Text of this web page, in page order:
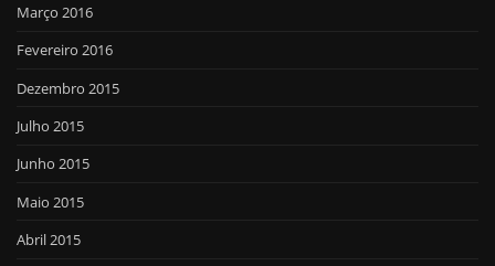
Março 2016
Fevereiro 2016
Dezembro 2015
Julho 2015
Junho 2015
Maio 2015
Abril 2015